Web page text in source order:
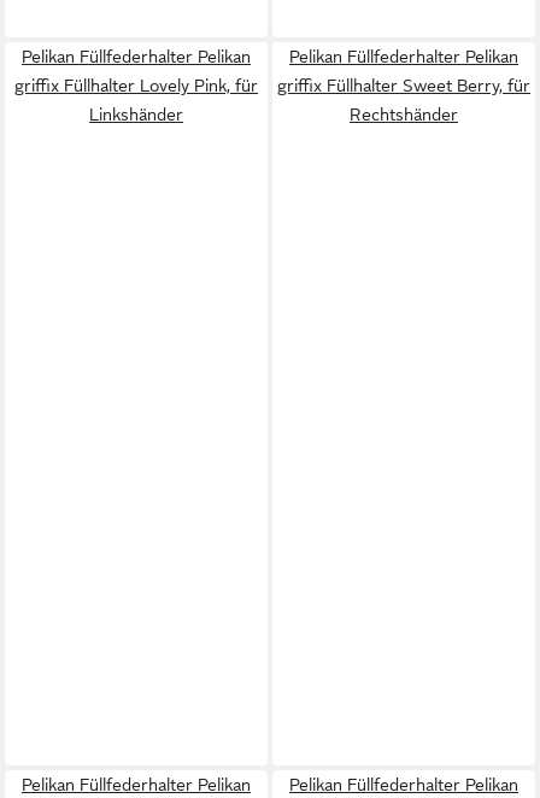
Pelikan Füllfederhalter Pelikan
griffix Füllhalter Lovely Pink, für
Linkshänder
Pelikan Füllfederhalter Pelikan
griffix Füllhalter Sweet Berry, für
Rechtshänder
Pelikan Füllfederhalter Pelikan Pelikan Füllfederhalter Pelikan